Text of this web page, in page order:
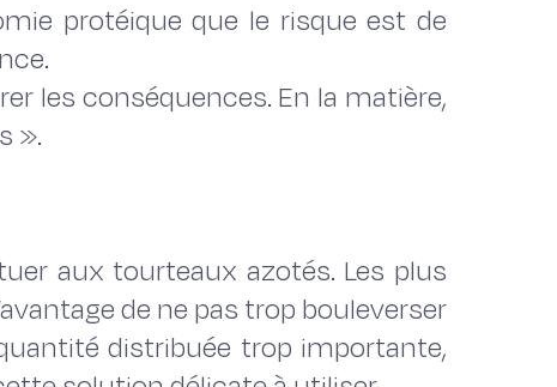
protéique que le risque est de
les conséquences. En la matière,
».
aux tourteaux azotés. Les plus
de ne pas trop bouleverser
distribuée trop importante,